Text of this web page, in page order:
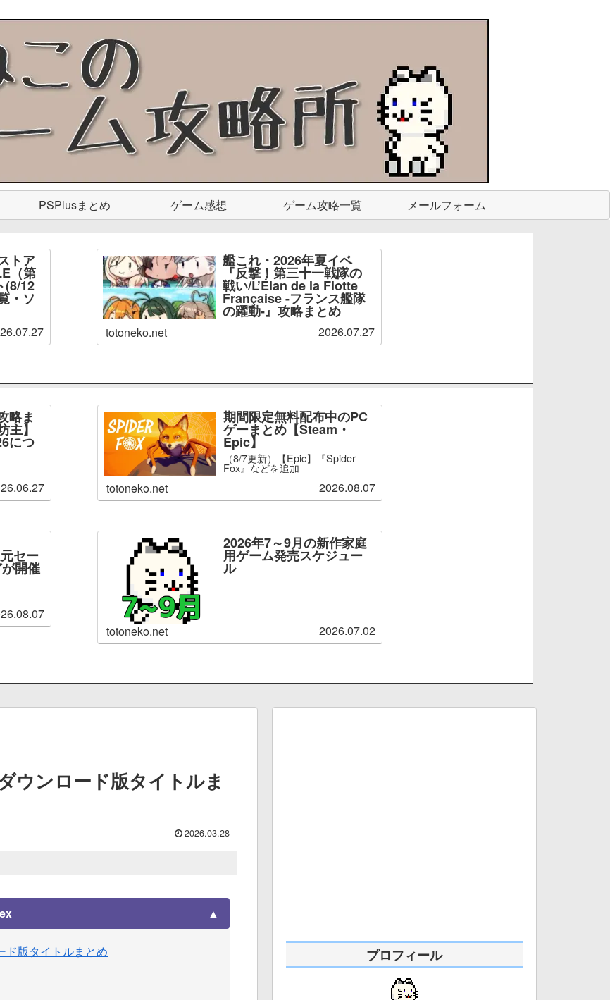
PSPlusまとめ ゲーム感想 ゲーム攻略一覧 メールフォーム
トア
（第
(8/12
・ソ
艦これ・2026年夏イベ
『反撃！第三十一戦隊の
戦い/L’Élan de la Flotte
Française -フランス艦隊
の躍動-』攻略まとめ
totoneko.net 2026.07.27
略ま
主】
につ
セー
開催
期間限定無料配布中のPC
ゲーまとめ【Steam・
Epic】
（8/7更新）【Epic】『Spider
Fox』などを追加
totoneko.net 2026.08.07
2026年7～9月の新作家庭
用ゲーム発売スケジュー
ル
totoneko.net 2026.07.02
ウンロード版タイトルま
2026.03.28
ド版タイトルまとめ
プロフィール